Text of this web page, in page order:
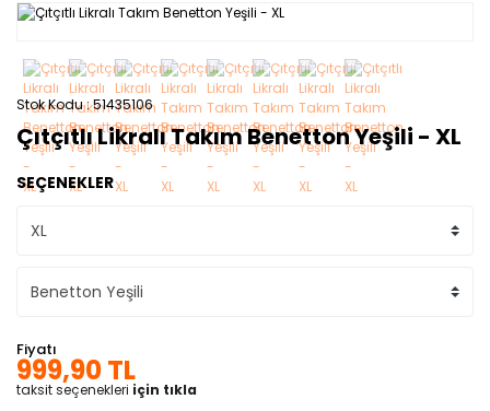
Stok Kodu 51435106
Çıtçıtlı Likralı Takım Benetton Yeşili - XL
SEÇENEKLER
Fiyatı
999,90 TL
taksit seçenekleri için tıkla